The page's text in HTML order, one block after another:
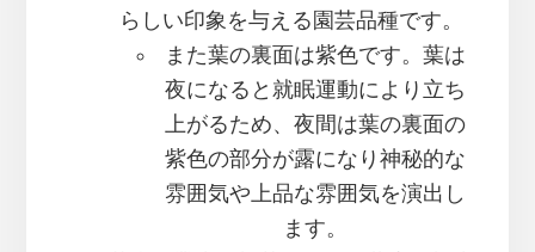
らしい印象を与える園芸品種です。
また葉の裏面は紫色です。葉は
夜になると就眠運動により立ち
上がるため、夜間は葉の裏面の
紫色の部分が露になり神秘的な
雰囲気や上品な雰囲気を演出し
ます。